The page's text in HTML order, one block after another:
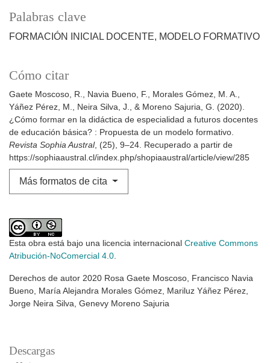
Palabras clave
FORMACIÓN INICIAL DOCENTE, MODELO FORMATIVO
Cómo citar
Gaete Moscoso, R., Navia Bueno, F., Morales Gómez, M. A.,
Yáñez Pérez, M., Neira Silva, J., & Moreno Sajuria, G. (2020).
¿Cómo formar en la didáctica de especialidad a futuros docentes
de educación básica? : Propuesta de un modelo formativo.
Revista Sophia Austral, (25), 9–24. Recuperado a partir de
https://sophiaaustral.cl/index.php/shopiaaustral/article/view/285
Más formatos de cita
Esta obra está bajo una licencia internacional Creative Commons
Atribución-NoComercial 4.0.
Derechos de autor 2020 Rosa Gaete Moscoso, Francisco Navia
Bueno, María Alejandra Morales Gómez, Mariluz Yáñez Pérez,
Jorge Neira Silva, Genevy Moreno Sajuria
Descargas